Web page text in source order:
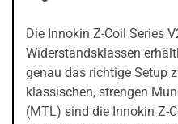
Die Innokin Z-Coil Series
Widerstandsklassen
genau das richtige Setup
klassischen, strengen
(MTL) sind die Innokin Z-